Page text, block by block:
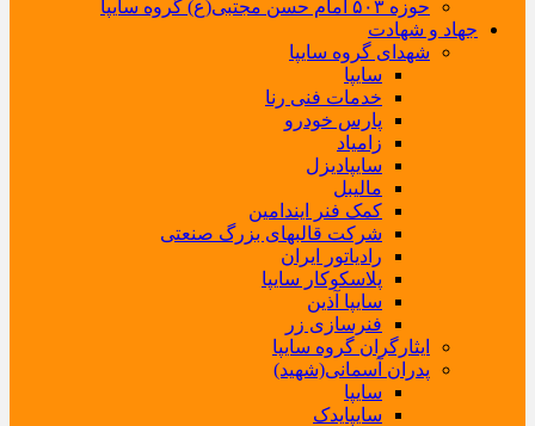
حوزه ۵۰۳ امام حسن مجتبی(ع) گروه سایپا
جهاد و شهادت
شهدای گروه سایپا
سایپا
خدمات فنی رنا
پارس خودرو
زامیاد
سایپادیزل
مالیبل
کمک فنر ایندامین
شرکت قالبهای بزرگ صنعتی
رادیاتور ایران
پلاسکوکار سایپا
سایپا آذین
فنرسازی زر
ایثارگران گروه سایپا
پدران آسمانی(شهید)
سایپا
سایپایدک